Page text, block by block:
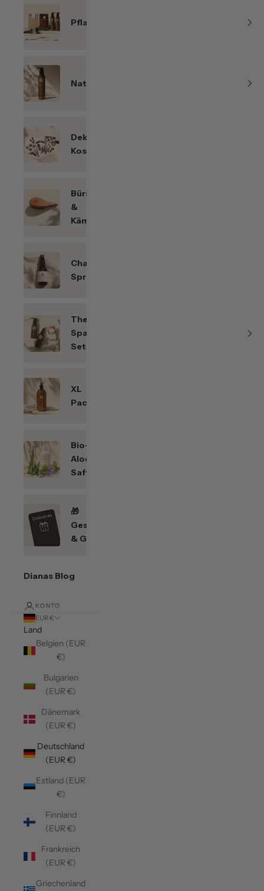
Pflanzenhaarfarben
Naturkosmetik
Dekorative
Kosmetik
Bürsten
&
Kämme
Chakren-
Sprays
Themen-
Spar-
Sets
XL
Packungen
Bio-
Aloe
Saft
🎁
Geschenkefinder
& Gutscheine
Dianas Blog
KONTO
EUR €
Land
Belgien (EUR
€)
Bulgarien
(EUR €)
Dänemark
(EUR €)
Deutschland
(EUR €)
Estland (EUR
€)
Finnland
(EUR €)
Frankreich
(EUR €)
Griechenland